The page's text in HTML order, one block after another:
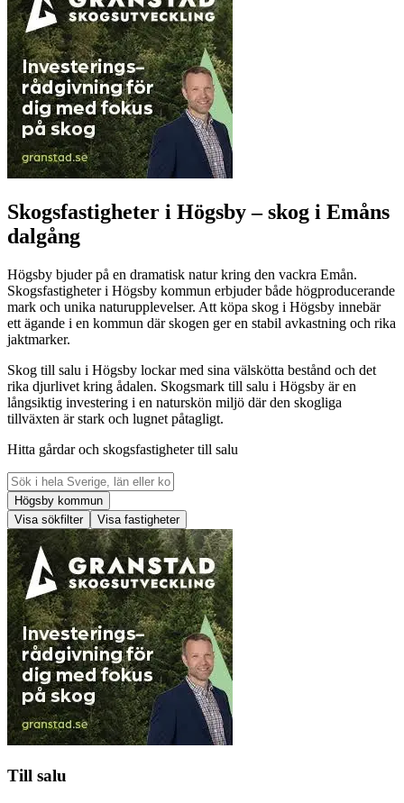
Skogsfastigheter i Högsby – skog i Emåns
dalgång
Högsby bjuder på en dramatisk natur kring den vackra Emån.
Skogsfastigheter i Högsby kommun erbjuder både högproducerande
mark och unika naturupplevelser. Att köpa skog i Högsby innebär
ett ägande i en kommun där skogen ger en stabil avkastning och rika
jaktmarker.
Skog till salu i Högsby lockar med sina välskötta bestånd och det
rika djurlivet kring ådalen. Skogsmark till salu i Högsby är en
långsiktig investering i en naturskön miljö där den skogliga
tillväxten är stark och lugnet påtagligt.
Hitta gårdar och skogsfastigheter till salu
Högsby kommun
Visa sökfilter
Visa fastigheter
Till salu